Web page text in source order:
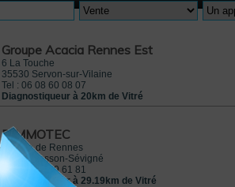
Groupe Acacia Rennes Est
6 La Touche
35530 Servon-sur-Vilaine
Tel : 06 08 60 08 07
Diagnostiqueur à 20km de Vitré
DIMMOTEC
70 Rue de Rennes
35510
Cesson-Sévigné
06 45 69 61 81
Diagnostiqueur à 29.19km de Vitré